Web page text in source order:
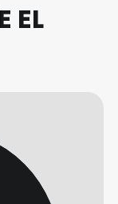
EL